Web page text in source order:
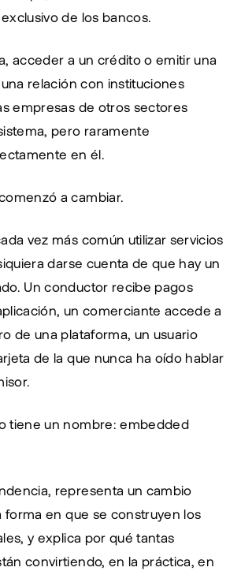
de los bancos.
acceder a un crédito o emitir una
relación con instituciones
empresas de otros sectores
pero raramente
en él.
a cambiar.
vez más común utilizar servicios
darse cuenta de que hay un
Un conductor recibe pagos
un comerciante accede a
de una plataforma, un usuario
de la que nunca ha oído hablar
tiene un nombre: embedded
representa un cambio
forma en que se construyen los
y explica por qué tantas
convirtiendo, en la práctica, en